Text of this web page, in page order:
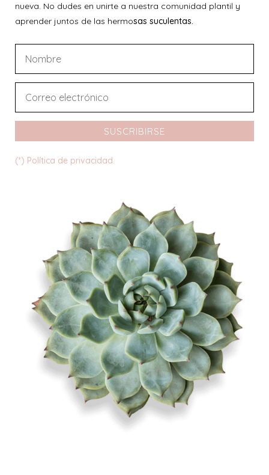
nueva. No dudes en unirte a nuestra comunidad plantil y
aprender juntos de las hermosas suculentas.
SUSCRIBIRSE
(*) Política de privacidad.